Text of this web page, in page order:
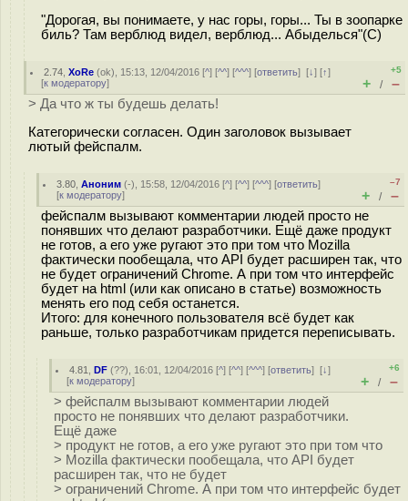
"Дорогая, вы понимаете, у нас горы, горы... Ты в зоопарке
биль? Там верблюд видел, верблюд... Абыделься"(С)
2.74 ,XoRe (ok), 15:13, 12/04/2016 [^] [^^] [^^^] [ответить][↓] [↑]
[к модератору]
+5
+ / –
> Да что ж ты будешь делать!
Категорически согласен. Один заголовок вызывает
лютый фейспалм.
3.80 ,Аноним (-), 15:58, 12/04/2016 [^] [^^] [^^^] [ответить]
[к модератору]
–7
+ / –
фейспалм вызывают комментарии людей просто не
понявших что делают разработчики. Ещё даже продукт
не готов, а его уже ругают это при том что Mozilla
фактически пообещала, что API будет расширен так, что
не будет ограничений Chrome. А при том что интерфейс
будет на html (или как описано в статье) возможность
менять его под себя останется.
Итого: для конечного пользователя всё будет как
раньше, только разработчикам придется переписывать.
4.81 ,DF (??), 16:01, 12/04/2016 [^] [^^] [^^^] [ответить][↓]
[к модератору]
+6
+ / –
> фейспалм вызывают комментарии людей
просто не понявших что делают разработчики.
Ещё даже
> продукт не готов, а его уже ругают это при том что
> Mozilla фактически пообещала, что API будет
расширен так, что не будет
> ограничений Chrome. А при том что интерфейс будет